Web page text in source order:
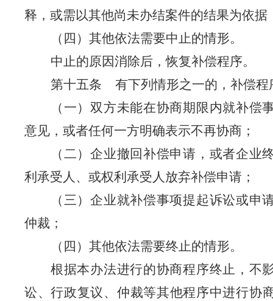
释，或需以其他尚未办结案件的结果为依据
（四）其他依法需要中止的情形。
中止的原因消除后，恢复补偿程序。
第十五条
有下列情形之一的，补偿程
（一）双方未能在协商期限内就补偿
意见，或者任何一方明确表示不再协商；
（二）企业撤回补偿申请，或者企业
利承受人、或权利承受人放弃补偿申请；
（三）企业就补偿事项提起诉讼或申
仲裁；
（四）其他依法需要终止的情形。
根据本办法进行的协商程序终止，不
讼、行政复议、仲裁等其他程序中进行协